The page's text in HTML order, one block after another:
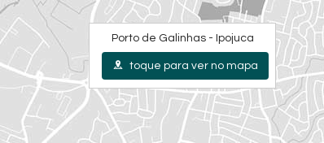
Porto de Galinhas - Ipojuca
toque para ver no mapa